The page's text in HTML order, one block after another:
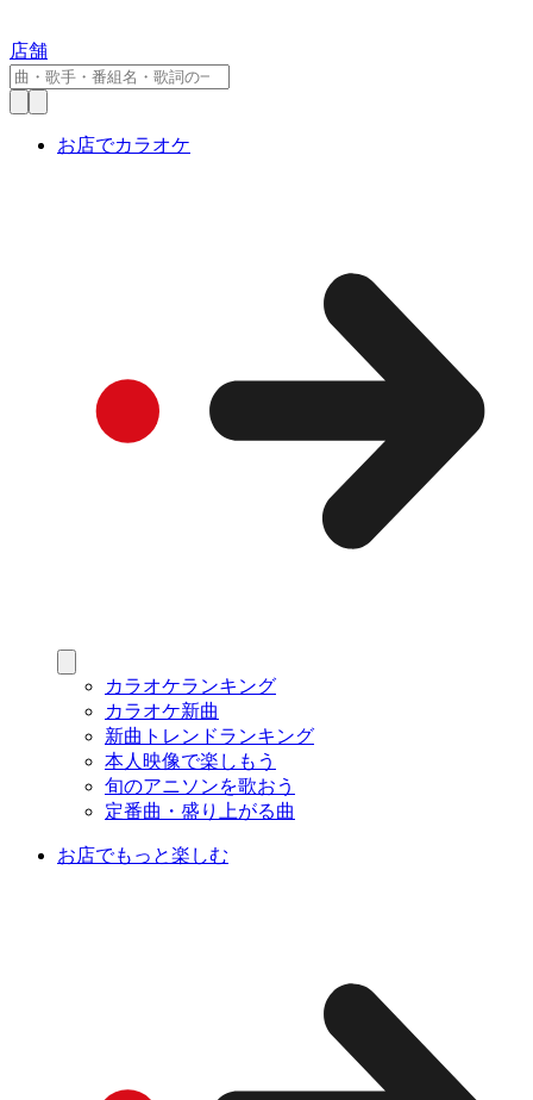
店舗
お店でカラオケ
カラオケランキング
カラオケ新曲
新曲トレンドランキング
本人映像で楽しもう
旬のアニソンを歌おう
定番曲・盛り上がる曲
お店でもっと楽しむ